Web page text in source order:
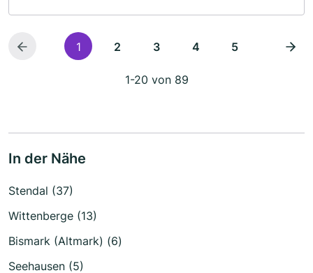
1 2 3 4 5
1-20 von 89
In der Nähe
Stendal (37)
Wittenberge (13)
Bismark (Altmark) (6)
Seehausen (5)